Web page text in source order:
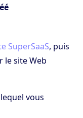
SuperSaaS, puis
le site Web
vous